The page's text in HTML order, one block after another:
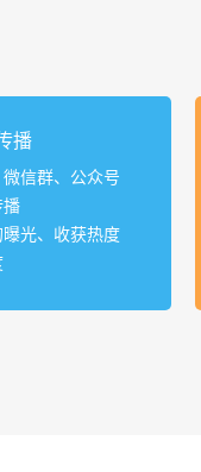
播
信群、公众号
播
光、收获热度